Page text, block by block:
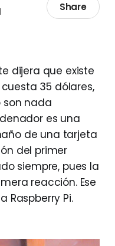
Share
dijera que existe
35 dólares,
nada
es una
de una tarjeta
del primer
siempre, pues la
reacción. Ese
Raspberry Pi.